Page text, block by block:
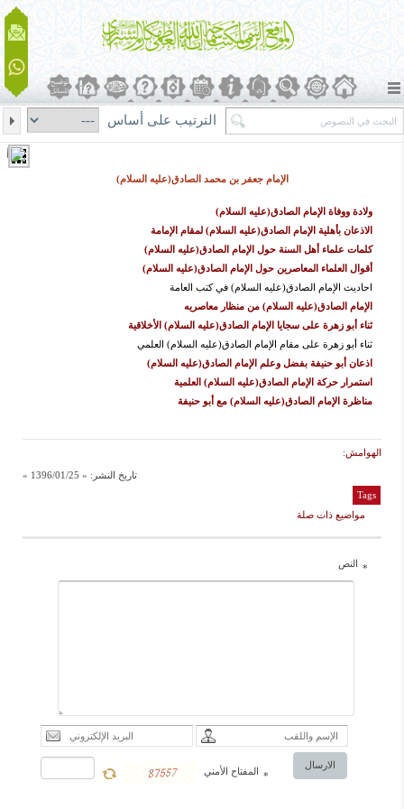
الترتيب على أساس
الإمام جعفر بن محمد الصادق(عليه السلام)
ولادة ووفاة الإمام الصادق(عليه السلام)
الاذعان بأهلية الإمام الصادق(عليه السلام) لمقام الإمامة
كلمات علماء أهل السنة حول الإمام الصادق(علیه السلام)
أقوال العلماء المعاصرين حول الإمام الصادق(علیه السلام)
احادیث الإمام الصادق(علیه السلام) في کتب العامة
الإمام الصادق(علیه السلام) من منظار معاصريه
ثناء أبو زهرة على سجايا الإمام الصادق(عليه السلام) الأخلاقية
ثناء أبو زهرة على مقام الإمام الصادق(علیه السلام) العلمي
اذعان أبو حنیفة بفضل وعلم الإمام الصادق(علیه السلام)
استمرار حركة الإمام الصادق(عليه السلام) العلمية
مناظرة الإمام الصادق(علیه السلام) مع أبو حنیفة
الهوامش:
تاريخ النشر: « 1396/01/25 »
Tags
مواضيع ذات صلة
* النص
الارسال
*
المفتاح الأمني